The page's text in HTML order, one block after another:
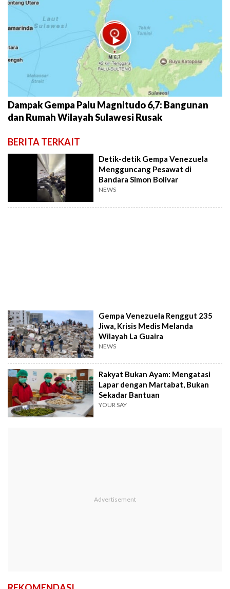
►
Dampak Gempa Palu Magnitudo 6,7: Bangunan
dan Rumah Wilayah Sulawesi Rusak
BERITA TERKAIT
Detik-detik Gempa Venezuela
Mengguncang Pesawat di
Bandara Simon Bolivar
NEWS
Gempa Venezuela Renggut 235
Jiwa, Krisis Medis Melanda
Wilayah La Guaira
NEWS
Rakyat Bukan Ayam: Mengatasi
Lapar dengan Martabat, Bukan
Sekadar Bantuan
YOUR SAY